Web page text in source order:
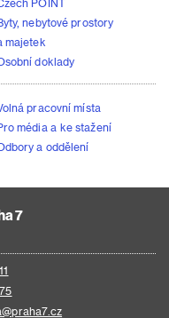
POINT
nebytové prostory
majetek
doklady
pracovní místa
média a ke stažení
a oddělení
7